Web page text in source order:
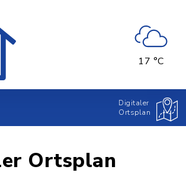
17 °C
Digitaler
Ortsplan
Ortsplan